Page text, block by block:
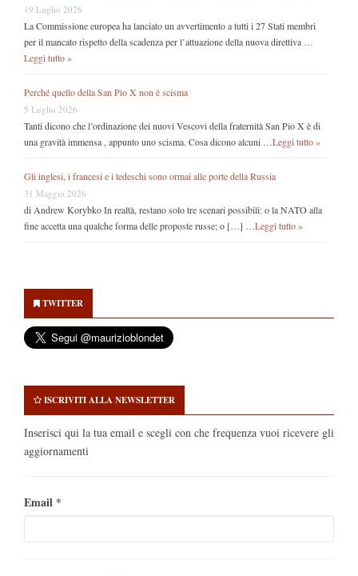
19 Luglio 2026
La Commissione europea ha lanciato un avvertimento a tutti i 27 Stati membri
per il mancato rispetto della scadenza per l’attuazione della nuova direttiva …
Leggi tutto »
Perché quello della San Pio X non è scisma
5 Luglio 2026
Tanti dicono che l’ordinazione dei nuovi Vescovi della fraternità San Pio X è di
una gravità immensa , appunto uno scisma. Cosa dicono alcuni …Leggi tutto »
Gli inglesi, i francesi e i tedeschi sono ormai alle porte della Russia
31 Maggio 2026
di Andrew Korybko In realtà, restano solo tre scenari possibili: o la NATO alla
fine accetta una qualche forma delle proposte russe; o […] …Leggi tutto »
Sidebar
TWITTER
ISCRIVITI ALLA NEWSLETTER
Inserisci qui la tua email e scegli con che frequenza vuoi ricevere gli
aggiornamenti
Email *